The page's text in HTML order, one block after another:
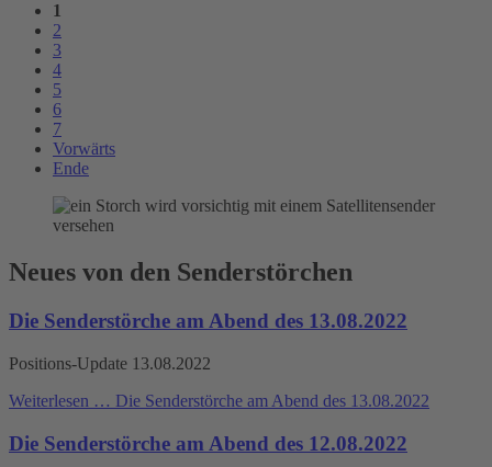
1
2
3
4
5
6
7
Vorwärts
Ende
Neues von den Senderstörchen
Die Senderstörche am Abend des 13.08.2022
Positions-Update 13.08.2022
Weiterlesen … Die Senderstörche am Abend des 13.08.2022
Die Senderstörche am Abend des 12.08.2022